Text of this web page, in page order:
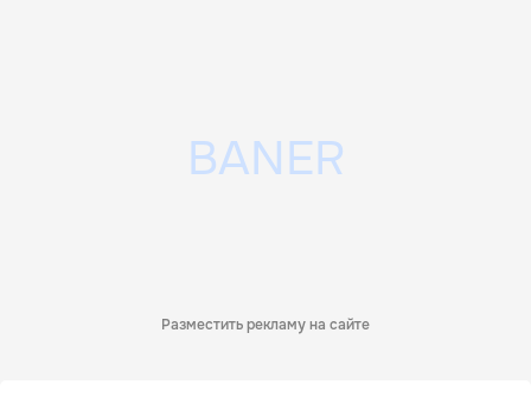
Разместить рекламу на сайте